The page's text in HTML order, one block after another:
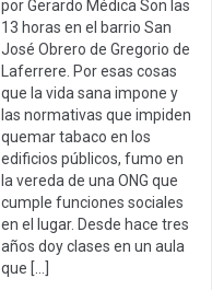
por Gerardo Médica Son las
13 horas en el barrio San
José Obrero de Gregorio de
Laferrere. Por esas cosas
que la vida sana impone y
las normativas que impiden
quemar tabaco en los
edificios públicos, fumo en
la vereda de una ONG que
cumple funciones sociales
en el lugar. Desde hace tres
años doy clases en un aula
que […]